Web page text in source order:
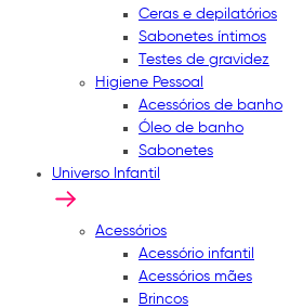
Ceras e depilatórios
Sabonetes íntimos
Testes de gravidez
Higiene Pessoal
Acessórios de banho
Óleo de banho
Sabonetes
Universo Infantil
Acessórios
Acessório infantil
Acessórios mães
Brincos